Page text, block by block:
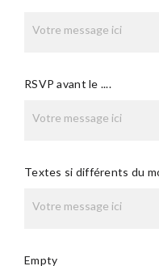
RSVP avant le ....
Textes si différents du
Empty